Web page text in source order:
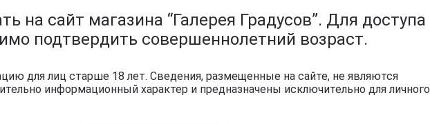
0из 2000 знаков
на сайт магазина “Галерея Градусов”. Для доступа
подтвердить совершеннолетний возраст.
для лиц старше 18 лет. Сведения, размещенные на сайте, не являются
информационный характер и предназначены исключительно для личного